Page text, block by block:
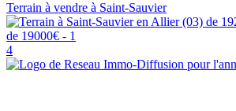
Terrain à vendre à Saint-Sauvier
4